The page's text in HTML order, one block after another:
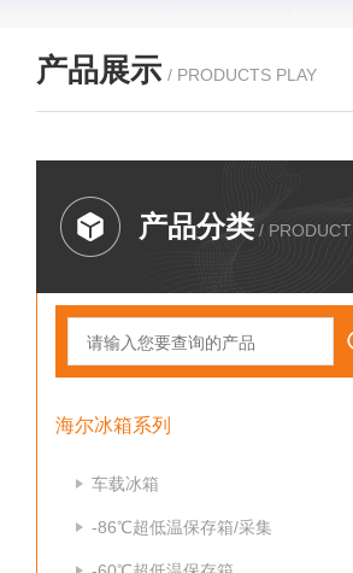
产品展示 / PRODUCTS PLAY
产品分类 / PRODUCT
海尔冰箱系列
车载冰箱
-86℃超低温保存箱/采集